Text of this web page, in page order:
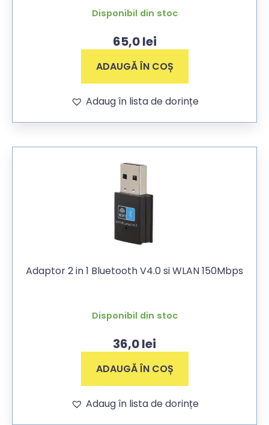
Disponibil din stoc
65,0lei
ADAUGĂ ÎN COȘ
Adaug în lista de dorințe
Adaptor 2 in 1 Bluetooth V4.0 si WLAN 150Mbps
Disponibil din stoc
36,0lei
ADAUGĂ ÎN COȘ
Adaug în lista de dorințe